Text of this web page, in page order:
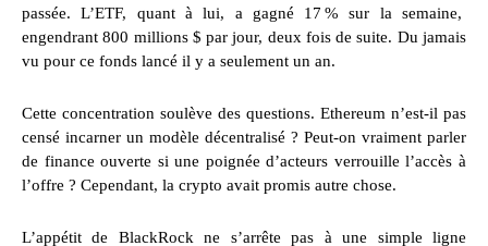
passée. L’ETF, quant à lui, a gagné 17 % sur la semaine,
engendrant 800 millions $ par jour, deux fois de suite. Du jamais
vu pour ce fonds lancé il y a seulement un an.
Cette concentration soulève des questions. Ethereum n’est-il pas
censé incarner un modèle décentralisé ? Peut-on vraiment parler
de finance ouverte si une poignée d’acteurs verrouille l’accès à
l’offre ? Cependant, la crypto avait promis autre chose.
L’appétit de BlackRock ne s’arrête pas à une simple ligne